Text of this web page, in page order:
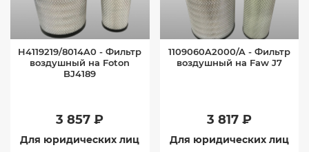
H4119219/8014A0 - Фильтр
воздушный на Foton
BJ4189
3 857 ₽
Для юридических лиц
1109060A2000/A - Фильтр
воздушный на Faw J7
3 817 ₽
Для юридических лиц